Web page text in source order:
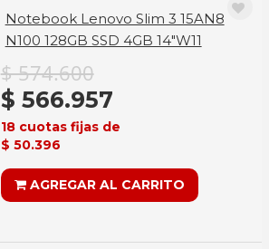
Notebook Lenovo Slim 3 15AN8
N100 128GB SSD 4GB 14"W11
$ 574.600
$ 566.957
18 cuotas fijas de
$ 50.396
AGREGAR AL CARRITO